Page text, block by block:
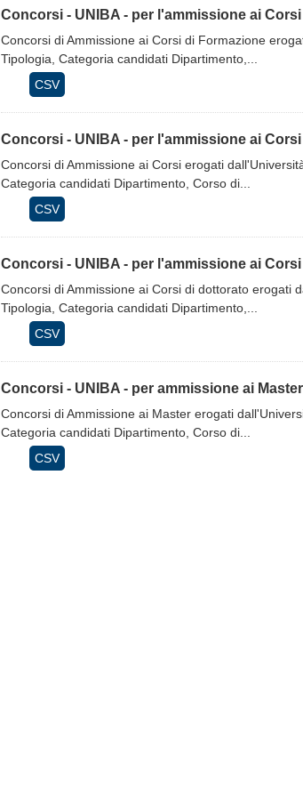
Concorsi - UNIBA - per l'ammissione ai
Concorsi di Ammissione ai Corsi di Formazione
Tipologia, Categoria candidati Dipartimento,...
CSV
Concorsi - UNIBA - per l'ammissione ai
Concorsi di Ammissione ai Corsi erogati
Categoria candidati Dipartimento, Corso di...
CSV
Concorsi - UNIBA - per l'ammissione ai
Concorsi di Ammissione ai Corsi di dottorato erogati
Tipologia, Categoria candidati Dipartimento,...
CSV
Concorsi - UNIBA - per ammissione ai
Concorsi di Ammissione ai Master erogati
Categoria candidati Dipartimento, Corso di...
CSV